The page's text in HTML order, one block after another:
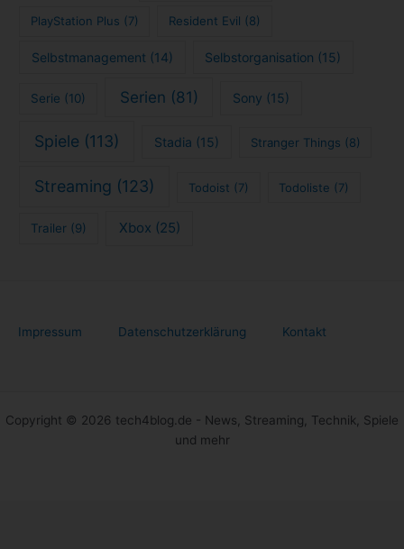
PlayStation Plus (7) Resident Evil (8)
Selbstmanagement (14) Selbstorganisation (15)
Serie (10) Serien (81) Sony (15)
Spiele (113) Stadia (15) Stranger Things (8)
Streaming (123) Todoist (7) Todoliste (7)
Trailer (9) Xbox (25)
Impressum Datenschutzerklärung Kontakt
Copyright © 2026 tech4blog.de - News, Streaming, Technik, Spiele
und mehr